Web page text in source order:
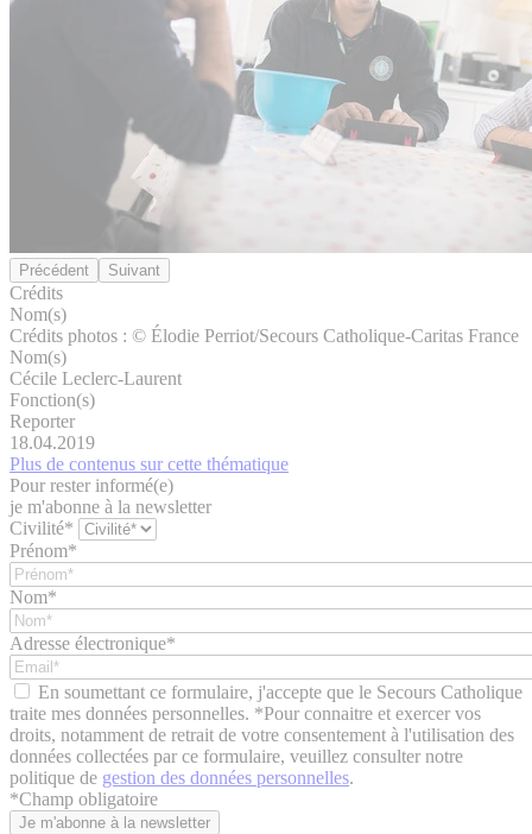
Précédent Suivant
Crédits
Nom(s)
Crédits photos : © Élodie Perriot/Secours Catholique-Caritas France
Nom(s)
Cécile Leclerc-Laurent
Fonction(s)
Reporter
18.04.2019
Plus de contenus sur cette thématique
Pour rester informé(e)
je m'abonne à la newsletter
Civilité*
Prénom*
Nom*
Adresse électronique*
En soumettant ce formulaire, j'accepte que le Secours Catholique
traite mes données personnelles. *Pour connaitre et exercer vos
droits, notamment de retrait de votre consentement à l'utilisation des
données collectées par ce formulaire, veuillez consulter notre
politique de gestion des données personnelles.
*Champ obligatoire